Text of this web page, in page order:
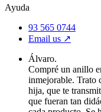
Ayuda
93 565 0744
Email us ↗︎
Álvaro.
Compré un anillo
inmejorable. Trato
hija, que te
que fueran tan